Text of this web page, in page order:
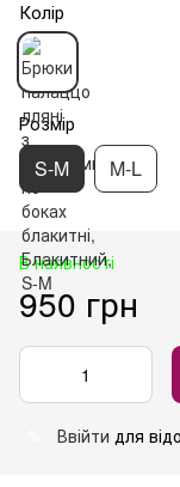
Колір
Розмір
S-M M-L
В наявності
950 грн
Ввійти для